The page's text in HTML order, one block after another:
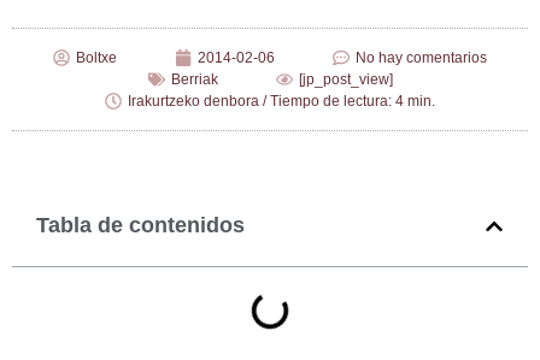
Boltxe 2014-02-06
No hay comentarios
Berriak
[jp_post_view]
Irakurtzeko denbora / Tiempo de lectura: 4 min.
Tabla de contenidos